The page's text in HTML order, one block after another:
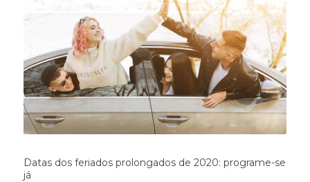
Datas dos feriados prolongados de 2020: programe-se
já